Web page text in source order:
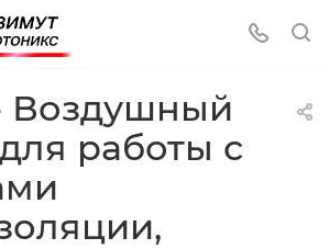
Воздушный
работы с